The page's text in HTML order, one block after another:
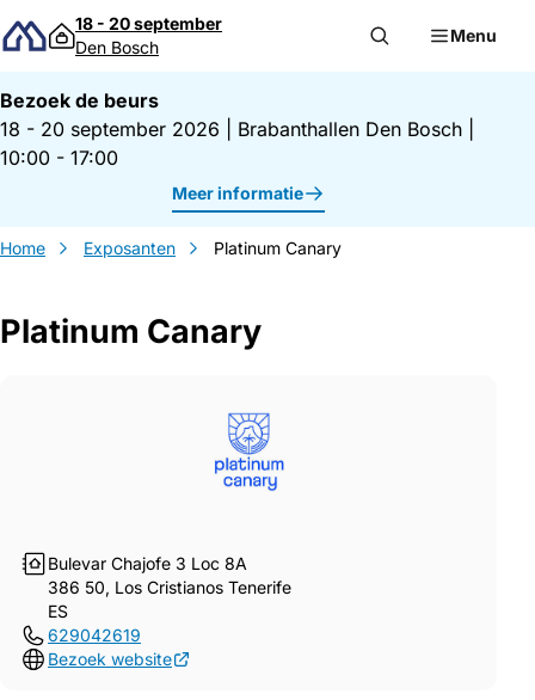
Direct naar inhoud
18 - 20 september
Den Bosch
Menu
Bezoek de beurs
18 - 20 september 2026
Brabanthallen Den Bosch
10:00 - 17:00
Meer informatie
Home Exposanten Platinum Canary
Platinum Canary
Bulevar Chajofe 3 Loc 8A
386 50, Los Cristianos Tenerife
ES
629042619
Bezoek website